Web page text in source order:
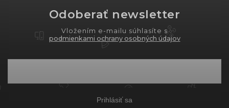
Odoberať newsletter
Vložením e-mailu súhlasíte s
podmienkami ochrany osobných údajov
Prihlásiť sa